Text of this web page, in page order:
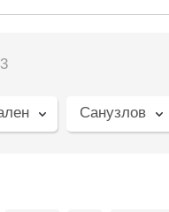
Санузлов